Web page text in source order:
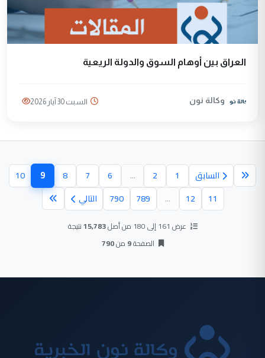
العراق بين أوهام السوق والدولة الريعية
وكالة نون السبت 30 آيار 2026
السابق 1
2
...
6
7
8
9(الصفحة
10
11
12
...
789
790 التالي
عرض 161 إلى 180 من أصل 15,783نتيجة
الصفحة9 من790